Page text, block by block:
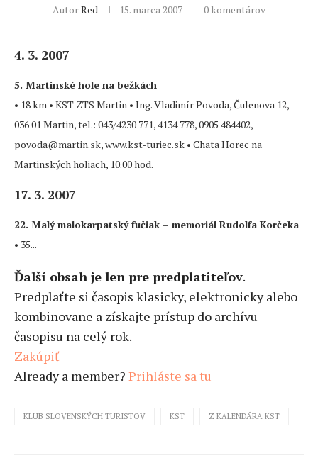
AutorRed 15. marca 2007 0 komentárov
4. 3. 2007
5. Martinské hole na bežkách
• 18 km • KST ZTS Martin • Ing. Vladimír Povoda, Čulenova 12,
036 01 Martin, tel.: 043/4230 771, 4134 778, 0905 484402,
povoda@martin.sk, www.kst-turiec.sk • Chata Horec na
Martinských holiach, 10.00 hod.
17. 3. 2007
22. Malý malokarpatský fučiak – memoriál Rudolfa Korčeka
• 35...
Ďalší obsah je len pre predplatiteľov.
Predplaťte si časopis klasicky, elektronicky alebo
kombinovane a získajte prístup do archívu
časopisu na celý rok.
Zakúpiť
Already a member? Prihláste sa tu
KLUB SLOVENSKÝCH TURISTOV KST Z KALENDÁRA KST